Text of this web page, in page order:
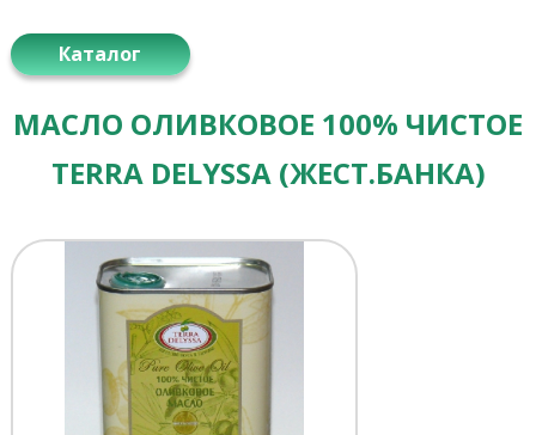
Каталог
МАСЛО ОЛИВКОВОЕ 100% ЧИСТОЕ
TERRA DELYSSA (ЖЕСТ.БАНКА)